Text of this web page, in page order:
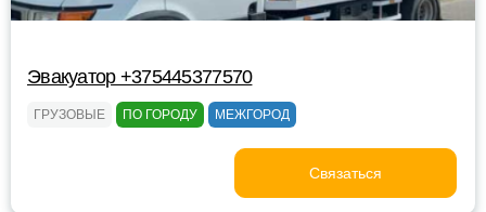
Эвакуатор +375445377570
ГРУЗОВЫЕ ПО ГОРОДУ МЕЖГОРОД
Связаться